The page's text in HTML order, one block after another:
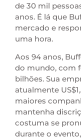
de 30 mil
anos. É lá que
mercado e
uma hora.
Aos 94 anos,
do mundo, com
bilhões. Sua
atualmente
maiores
mantenha
costuma se
durante o